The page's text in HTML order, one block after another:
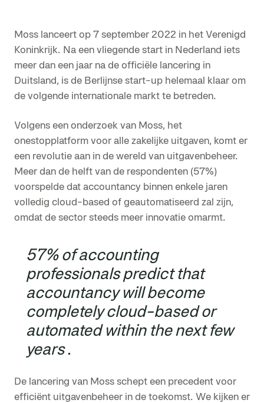
Moss lanceert op 7 september 2022 in het Verenigd
Koninkrijk. Na een vliegende start in Nederland iets
meer dan een jaar na de officiële lancering in
Duitsland, is de Berlijnse start-up helemaal klaar om
de volgende internationale markt te betreden.
Volgens een onderzoek van Moss, het
onestopplatform voor alle zakelijke uitgaven, komt er
een revolutie aan in de wereld van uitgavenbeheer.
Meer dan de helft van de respondenten (57%)
voorspelde dat accountancy binnen enkele jaren
volledig cloud-based of geautomatiseerd zal zijn,
omdat de sector steeds meer innovatie omarmt.
57% of accounting
professionals predict that
accountancy will become
completely cloud-based or
automated within the next few
years.
De lancering van Moss schept een precedent voor
efficiënt uitgavenbeheer in de toekomst. We kijken er